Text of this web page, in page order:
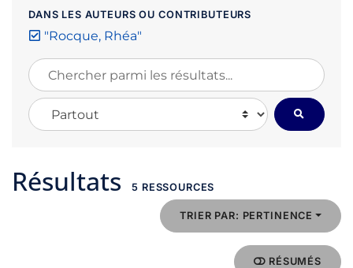
DANS LES AUTEURS OU CONTRIBUTEURS
"Rocque, Rhéa"
Chercher parmi les résultats...
Chercher dans...
Résultats 5 RESSOURCES
TRIER PAR: PERTINENCE
RÉSUMÉS